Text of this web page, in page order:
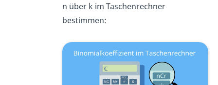
n über k im Taschenrechner
bestimmen: